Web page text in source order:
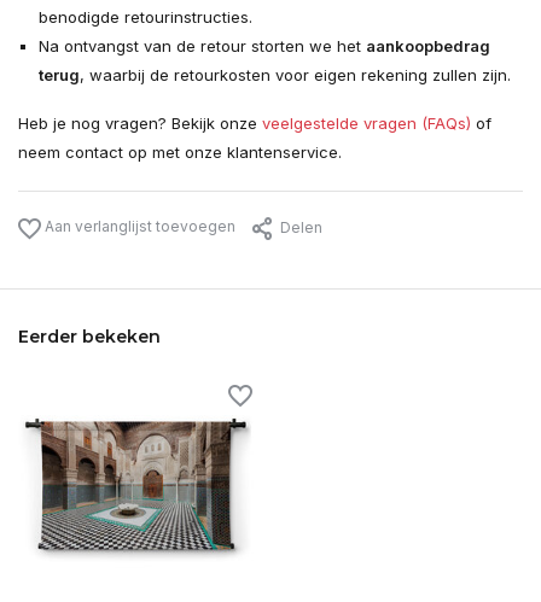
benodigde retourinstructies.
Na ontvangst van de retour storten we het aankoopbedrag
terug, waarbij de retourkosten voor eigen rekening zullen zijn.
Heb je nog vragen? Bekijk onze veelgestelde vragen (FAQs) of
neem contact op met onze klantenservice.
Aan verlanglijst toevoegen Delen
Eerder bekeken